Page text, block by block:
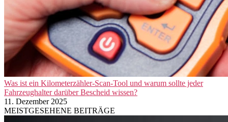
Was ist ein Kilometerzähler-Scan-Tool und warum sollte jeder
Fahrzeughalter darüber Bescheid wissen?
11. Dezember 2025
MEISTGESEHENE BEITRÄGE